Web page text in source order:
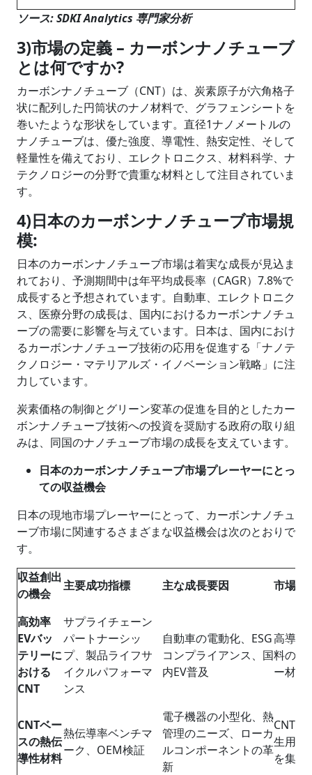
ソース: SDKI Analytics 専門家分析
3)市場の定義 – カーボンナノチューブ
とは何ですか?
カーボンナノチューブ（CNT）は、炭素原子が六角格子
状に配列した円筒状のナノ材料で、グラフェンシートを
巻いたような形状をしています。直径1ナノメートルの
ナノチューブは、優た強度、導電性、熱安定性、そして
軽量性を備えており、エレクトロニクス、材料科学、ナ
テクノロジーの分野で貴重な材料として注目されていま
す。
4)日本のカーボンナノチューブ市場規
模:
日本のカーボンナノチューブ市場は着実な成長が見込ま
れており、予測期間中は年平均成長率（CAGR）7.8%で
成長すると予想されています。自動車、エレクトロニク
ス、医療分野の成長は、国内におけるカーボンナノチュ
ーブの需要に影響を与えています。日本は、国内におけ
るカーボンナノチューブ技術の応用を促進する「ナノテ
クノロジー・マテリアルズ・イノベーション戦略」に注
力しています。
炭素価格の制御とグリーン変革の促進を目的としたカー
ボンナノチューブ技術への投資を奨励する政府の取り組
みは、同国のナノチューブ市場の成長を支えています。
日本のカーボンナノチューブ市場プレーヤーにとっ
ての収益機会
日本の現地市場プレーヤーにとって、カーボンナノチュ
ーブ市場に関連するさまざまな収益機会は次のとおりで
す。
収益創出
の機会
主要成功指標 主な成長要因 市場イ
高効率
EVバッ
テリーに
おける
CNT
サプライチェーン
パートナーシッ
プ、製品ライフサ
イクルパフォーマ
ンス
自動車の電動化、ESG
コンプライアンス、国
内EV普及
高導電
料の需
ー材料
CNTベー
スの熱伝
導性材料
熱伝導率ベンチマ
ーク、OEM検証
電子機器の小型化、熱
管理のニーズ、ローカ
ルコンポーネントの革
新
CNTは
生用電
を集め